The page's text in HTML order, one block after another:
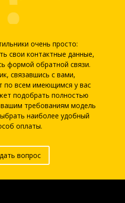
очень просто:
свои контактные данные,
формой обратной связи.
связавшись с вами,
по всем имеющимся у вас
подобрать полностью
требованиям модель
наиболее удобный
оплаты.
вопрос